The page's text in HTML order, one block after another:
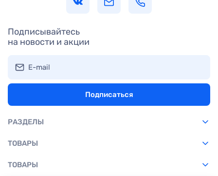
Подписывайтесь
на новости и акции
E-mail
Подписаться
РАЗДЕЛЫ
ТОВАРЫ
ТОВАРЫ